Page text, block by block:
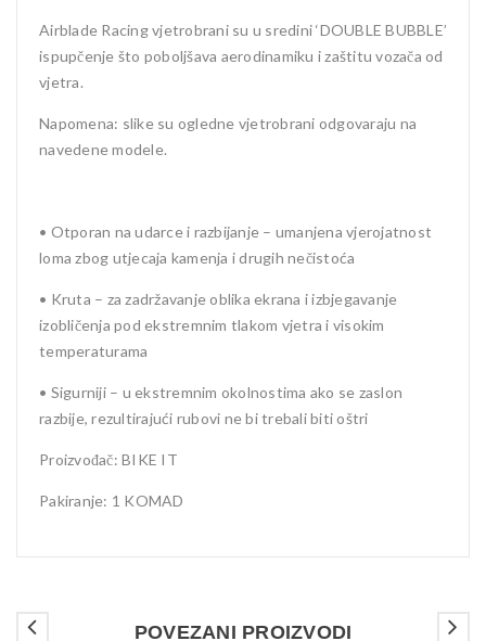
Airblade Racing vjetrobrani su u sredini ‘DOUBLE BUBBLE’
ispupčenje što poboljšava aerodinamiku i zaštitu vozača od
vjetra.
Napomena: slike su ogledne vjetrobrani odgovaraju na
navedene modele.
• Otporan na udarce i razbijanje – umanjena vjerojatnost
loma zbog utjecaja kamenja i drugih nečistoća
• Kruta – za zadržavanje oblika ekrana i izbjegavanje
izobličenja pod ekstremnim tlakom vjetra i visokim
temperaturama
• Sigurniji – u ekstremnim okolnostima ako se zaslon
razbije, rezultirajući rubovi ne bi trebali biti oštri
Proizvođač: BIKE IT
Pakiranje: 1 KOMAD
POVEZANI PROIZVODI